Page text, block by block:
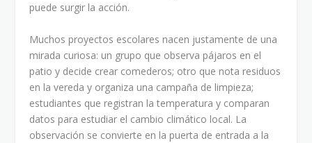
puede surgir la acción.
Muchos proyectos escolares nacen justamente de una
mirada curiosa: un grupo que observa pájaros en el
patio y decide crear comederos; otro que nota residuos
en la vereda y organiza una campaña de limpieza;
estudiantes que registran la temperatura y comparan
datos para estudiar el cambio climático local. La
observación se convierte en la puerta de entrada a la